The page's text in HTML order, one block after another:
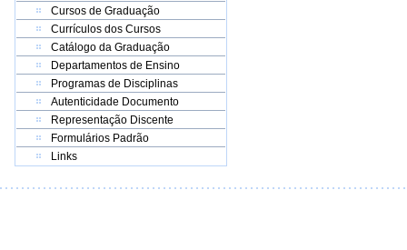
Cursos de Graduação
Currículos dos Cursos
Catálogo da Graduação
Departamentos de Ensino
Programas de Disciplinas
Autenticidade Documento
Representação Discente
Formulários Padrão
Links